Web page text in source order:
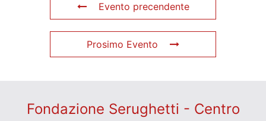
Evento precendente
Prosimo Evento
Fondazione Serughetti - Centro